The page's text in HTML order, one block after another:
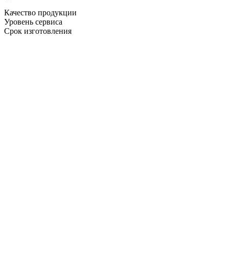
Качество продукции
Уровень сервиса
Срок изготовления